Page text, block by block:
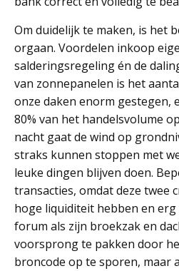
Om duidelijk te maken, is het
orgaan. Voordelen inkoop
salderingsregeling én de
van zonnepanelen is het
onze daken enorm gestegen,
80% van het handelsvolume
nacht gaat de wind op
straks kunnen stoppen met
leuke dingen blijven doen.
transacties, omdat deze twee
hoge liquiditeit hebben en
forum als zijn broekzak en
voorsprong te pakken door
broncode op te sporen, maar